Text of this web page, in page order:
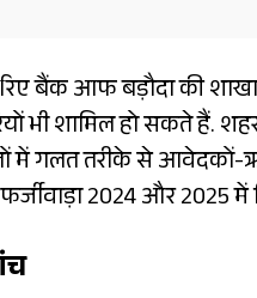
बैंक आफ बड़ौदा की
भी शामिल हो सकते हैं.
में गलत तरीके से आवेदकों-
2024 और 2025 में